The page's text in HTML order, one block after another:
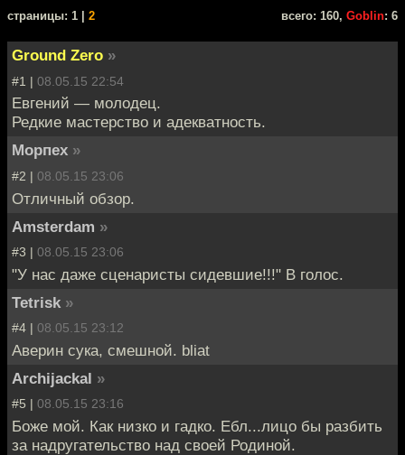
cтраницы: 1 | 2 всего: 160, Goblin: 6
Ground Zero »
#1 | 08.05.15 22:54
Евгений — молодец.
Редкие мастерство и адекватность.
Морпех »
#2 | 08.05.15 23:06
Отличный обзор.
Amsterdam »
#3 | 08.05.15 23:06
"У нас даже сценаристы сидевшие!!!" В голос.
Tetrisk »
#4 | 08.05.15 23:12
Аверин сука, смешной. bliat
Archijackal »
#5 | 08.05.15 23:16
Боже мой. Как низко и гадко. Ебл...лицо бы разбить
за надругательство над своей Родиной.